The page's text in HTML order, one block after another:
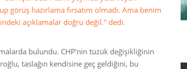
görüş hazırlama fırsatım olmadı. Ama benim
açıklamalar doğru değil." dedi.
bulundu. CHP'nin tüzük değişikliğinin
taslağın kendisine geç geldiğini, bu